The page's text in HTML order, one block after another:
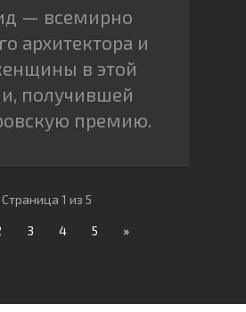
— всемирно
архитектора и
в этой
получившей
премию.
Страница 1 из 5
3 4 5 »